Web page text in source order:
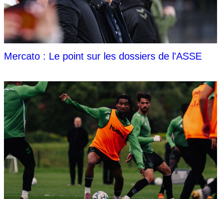
Mercato : Le point sur les dossiers de l'ASSE